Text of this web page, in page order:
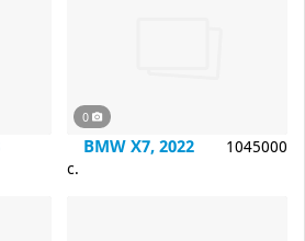
0
BMW X7, 2022
1045000
c.